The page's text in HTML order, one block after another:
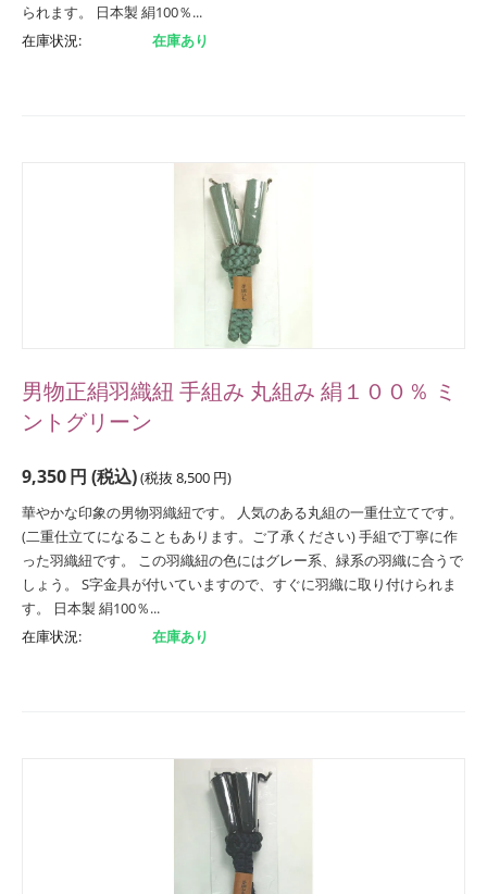
られます。 日本製 絹100％...
在庫状況:
在庫あり
男物正絹羽織紐 手組み 丸組み 絹１００％ ミ
ントグリーン
9,350円 (税込)(税抜 8,500 円)
華やかな印象の男物羽織紐です。 人気のある丸組の一重仕立てです。
(二重仕立てになることもあります。ご了承ください) 手組で丁寧に作
った羽織紐です。 この羽織紐の色にはグレー系、緑系の羽織に合うで
しょう。 S字金具が付いていますので、すぐに羽織に取り付けられま
す。 日本製 絹100％...
在庫状況:
在庫あり